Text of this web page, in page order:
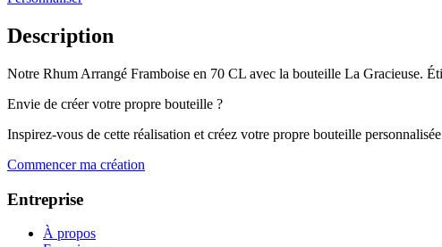
Description
Notre Rhum Arrangé Framboise en 70 CL avec la bouteille La Gracieuse.
Envie de créer votre propre bouteille ?
Inspirez-vous de cette réalisation et créez votre propre bouteille
Commencer ma création
Entreprise
À propos